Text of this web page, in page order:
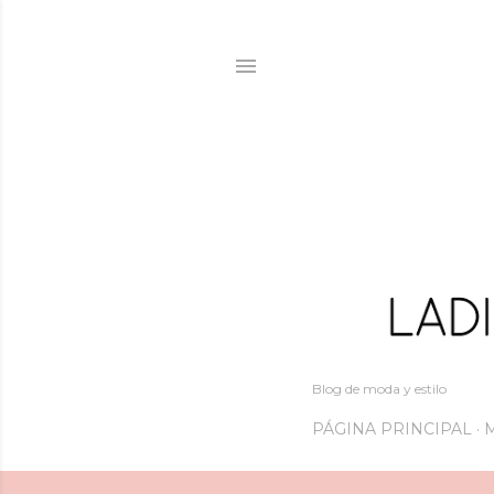
Blog de moda y estilo
PÁGINA PRINCIPAL